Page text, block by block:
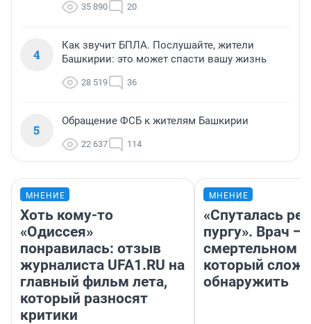
35 890 20
4
Как звучит БПЛА. Послушайте, жители
Башкирии: это может спасти вашу жизнь
28 519 36
5
Обращение ФСБ к жителям Башкирии
22 637 114
МНЕНИЕ
Хоть кому-то
«Одиссея»
понравилась: отзыв
журналиста UFA1.RU на
главный фильм лета,
который разносят
критики
МНЕНИЕ
«Спуталась
пургу». Врач —
смертельном
который
обнаружить